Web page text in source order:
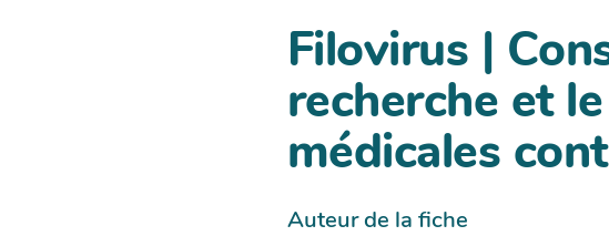
Filovirus |
recherche et
médicales
Auteur de la fiche